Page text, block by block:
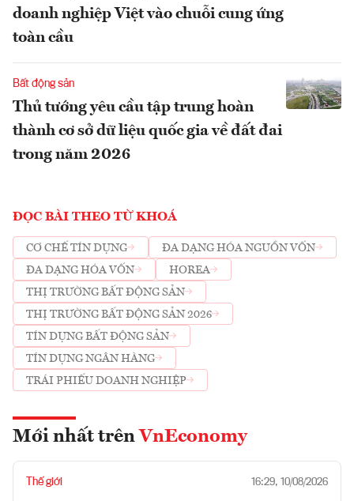
doanh nghiệp Việt vào chuỗi cung ứng
toàn cầu
Bất động sản
Thủ tướng yêu cầu tập trung hoàn
thành cơ sở dữ liệu quốc gia về đất đai
trong năm 2026
ĐỌC BÀI THEO TỪ KHOÁ
CƠ CHẾ TÍN DỤNG
ĐA DẠNG HÓA NGUỒN VỐN
ĐA DẠNG HÓA VỐN
HOREA
THỊ TRƯỜNG BẤT ĐỘNG SẢN
THỊ TRƯỜNG BẤT ĐỘNG SẢN 2026
TÍN DỤNG BẤT ĐỘNG SẢN
TÍN DỤNG NGÂN HÀNG
TRÁI PHIẾU DOANH NGHIỆP
Mới nhất trên VnEconomy
Thế giới 16:29, 10/08/2026